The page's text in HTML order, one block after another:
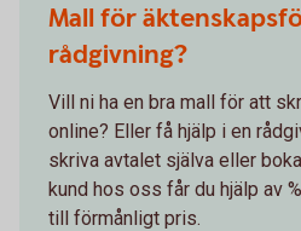
Mall för
rådgivning?
Vill ni ha en bra mall för att
online? Eller få hjälp i en
skriva avtalet själva eller
kund hos oss får du hjälp av
till förmånligt pris.